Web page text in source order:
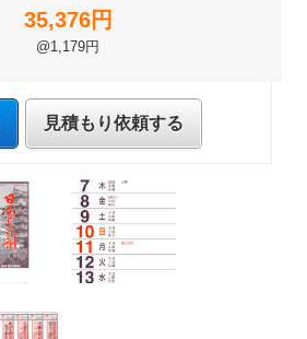
35,376円
@1,179円
見積もり依頼する